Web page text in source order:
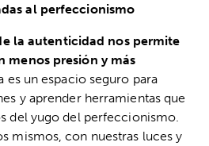
al perfeccionismo
la autenticidad nos permite
menos presión y más
es un espacio seguro para
y aprender herramientas que
del yugo del perfeccionismo.
mismos, con nuestras luces y